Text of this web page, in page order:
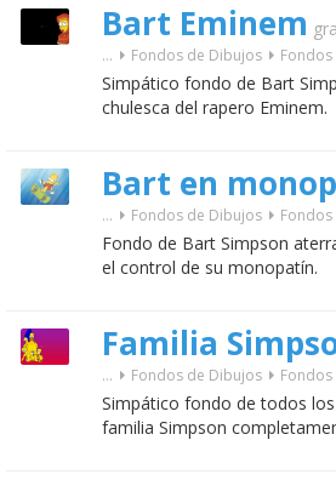
Bart Eminem
... Fondos de Dibujos
Simpático fondo de Bart
chulesca del rapero Eminem.
Bart en
... Fondos de Dibujos
Fondo de Bart Simpson
el control de su monopatín.
Familia
... Fondos de Dibujos
Simpático fondo de todos
familia Simpson